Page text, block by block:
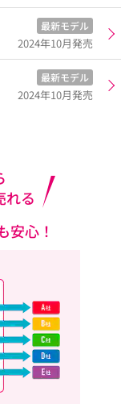
最新モデル
2024年10月発売
最新モデル
2024年10月発売
れる
安心！